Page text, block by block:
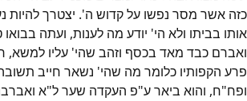
כזה אשר מסר נפשו על קדוש ה'. יצטרך להיות
אותו בביתו ולא הי' יודע מה לענות, ועתה
ואברם כבד מאד בכסף וזהב שהי' עליו למשא,
פרע הקפותיו כלומר מה שהי' נשאר חייב
ופח"ח, והוא ביאר ע"פ העקדה שער ל"א